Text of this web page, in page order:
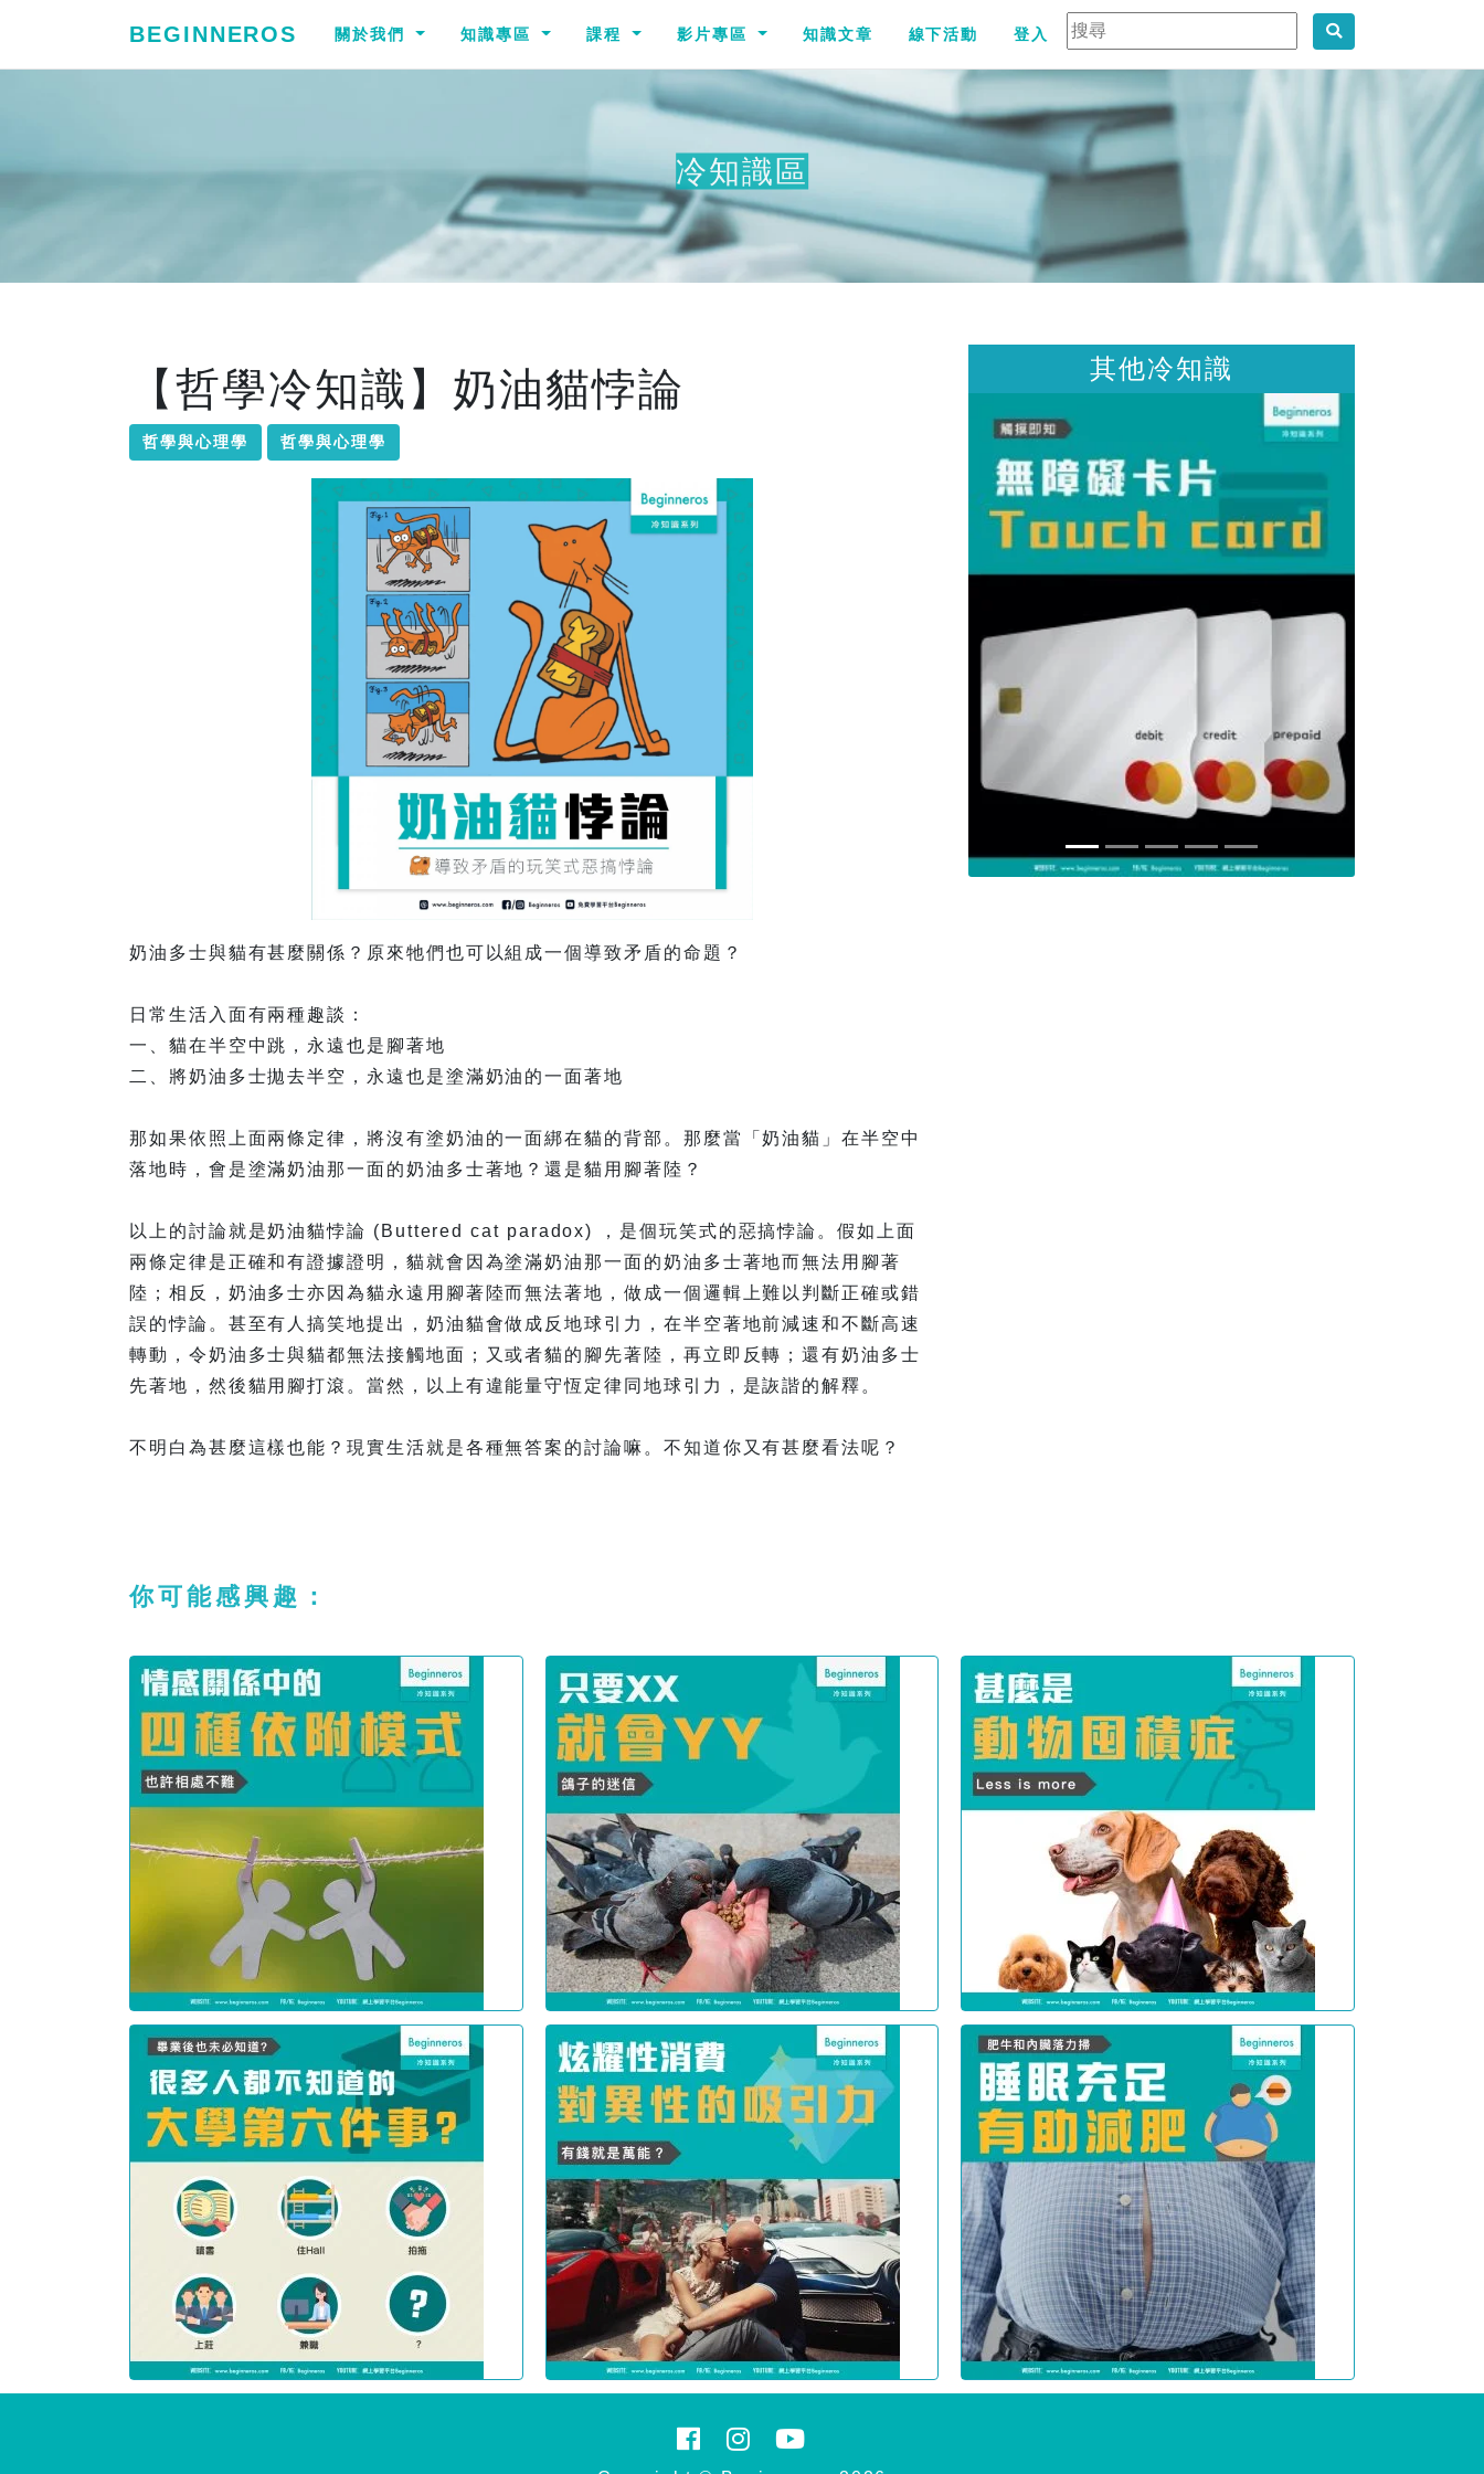
BEGINNEROS 關於我們 知識專區 課程 影片專區 知識文章 線下活動 登入
冷知識區
【哲學冷知識】奶油貓悖論
哲學與心理學 哲學與心理學
奶油多士與貓有甚麼關係？原來牠們也可以組成一個導致矛盾的命題？
日常生活入面有兩種趣談：
一、貓在半空中跳，永遠也是腳著地
二、將奶油多士拋去半空，永遠也是塗滿奶油的一面著地
那如果依照上面兩條定律，將沒有塗奶油的一面綁在貓的背部。那麼當「奶油貓」在半空中
落地時，會是塗滿奶油那一面的奶油多士著地？還是貓用腳著陸？
以上的討論就是奶油貓悖論 (Buttered cat paradox) ，是個玩笑式的惡搞悖論。假如上面
兩條定律是正確和有證據證明，貓就會因為塗滿奶油那一面的奶油多士著地而無法用腳著
陸；相反，奶油多士亦因為貓永遠用腳著陸而無法著地，做成一個邏輯上難以判斷正確或錯
誤的悖論。甚至有人搞笑地提出，奶油貓會做成反地球引力，在半空著地前減速和不斷高速
轉動，令奶油多士與貓都無法接觸地面；又或者貓的腳先著陸，再立即反轉；還有奶油多士
先著地，然後貓用腳打滾。當然，以上有違能量守恆定律同地球引力，是詼諧的解釋。
不明白為甚麼這樣也能？現實生活就是各種無答案的討論嘛。不知道你又有甚麼看法呢？
其他冷知識
你可能感興趣：